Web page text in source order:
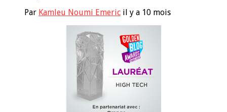
Par Kamleu Noumi Emeric il y a 10 mois